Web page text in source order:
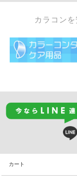
カラコン
カート